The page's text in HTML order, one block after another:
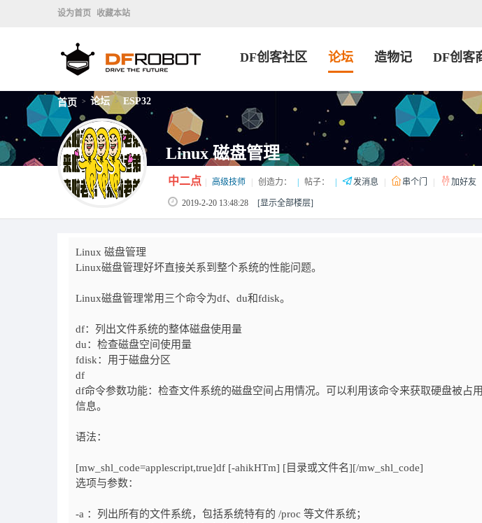
设为首页 收藏本站
DF创客社区 论坛 造物记 DF创客
首页 > 论坛 > ESP32
Linux 磁盘管理
中二点 高级技师 创造力： 帖子： 发消息 串个门 加好友
2019-2-20 13:48:28 [显示全部楼层]
Linux 磁盘管理
Linux磁盘管理好坏直接关系到整个系统的性能问题。
Linux磁盘管理常用三个命令为df、du和fdisk。
df：列出文件系统的整体磁盘使用量
du：检查磁盘空间使用量
fdisk：用于磁盘分区
df
df命令参数功能：检查文件系统的磁盘空间占用情况。可以利用该命令来获取硬盘被占
信息。
语法：
[mw_shl_code=applescript,true]df [-ahikHTm] [目录或文件名][/mw_shl_code]
选项与参数：
-a ：列出所有的文件系统，包括系统特有的 /proc 等文件系统；